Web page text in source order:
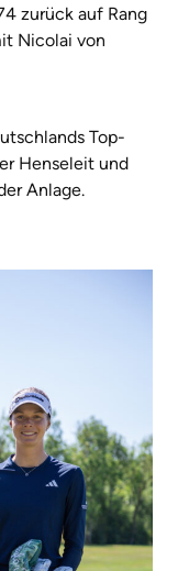
zurück auf Rang
Nicolai von
Top-
Henseleit und
Anlage.